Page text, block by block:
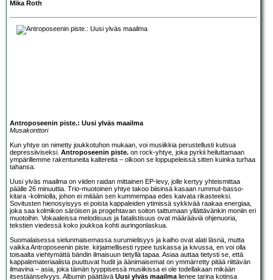
Mika Roth
Antroposeenin piste.: Uusi ylväs maailma
Musakonttori
Kun yhtye on nimetty joukkotuhon mukaan, voi musiikkia perustellusti kutsua
depressiiviseksi. Antroposeenin piste. on rock-yhtye, joka pyrkii heiluttamaan
ympärillemme rakentuneita kaltereita – olkoon se loppupeleissä sitten kuinka turhaa
tahansa.
Uusi ylväs maailma on viiden raidan mittainen EP-levy, jolle kertyy yhteismittaa
päälle 26 minuuttia. Trio-muotoinen yhtye takoo biisinsä kasaan rummut-basso-
kitara -kolmiolla, johon ei mitään sen kummempaa edes kaivata rikasteeksi.
Sovitusten hienosyisyys ei poista kappaleiden ytimissä sykkivää raakaa energiaa,
joka saa kolmikon säröisen ja progehtavan soiton taittumaan yllättävänkin moniin eri
muotoihin. Vokaaleissa melodisuus ja fatalistisuus ovat määrääviä ohjenuoria,
tekstien viedessä koko joukkoa kohti auringonlaskua.
Suomalaisessa sielunmaisemassa surumielisyys ja kaiho ovat alati läsnä, mutta
vaikka Antroposeenin piste. kirjaimellisesti rypee tuskassa ja kivussa, en voi olla
toisaalta viehtymättä bändin ilmaisuun tietyllä tapaa. Asiaa auttaa tietysti se, että
kappalemateriaalista puuttuvat hudit ja äänimaisemat on ymmärretty pitää riittävän
ilmavina – asia, joka tämän tyyppisessä musiikissa ei ole todellakaan mikään
itsestäänselvyys. Albumin päättävä Uusi ylväs maailma lienee tarina kotinsa